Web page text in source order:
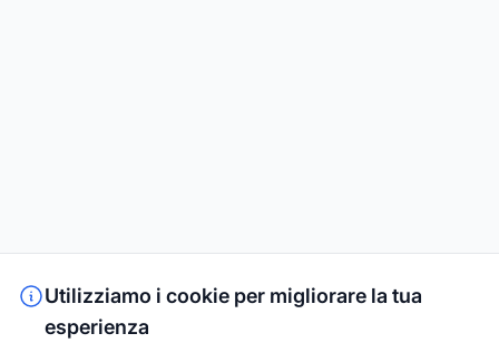
Utilizziamo i cookie per migliorare la tua
esperienza